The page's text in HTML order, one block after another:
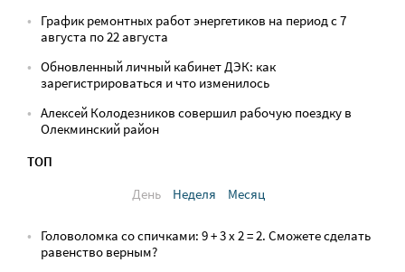
График ремонтных работ энергетиков на период с 7
августа по 22 августа
Обновленный личный кабинет ДЭК: как
зарегистрироваться и что изменилось
Алексей Колодезников совершил рабочую поездку в
Олекминский район
ТОП
День
Неделя Месяц
Головоломка со спичками: 9 + 3 х 2 = 2. Сможете сделать
равенство верным?